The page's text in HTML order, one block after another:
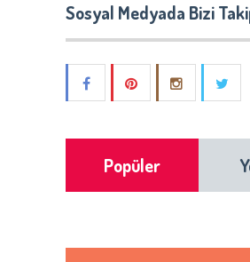
Sosyal Medyada Bizi
Popüler